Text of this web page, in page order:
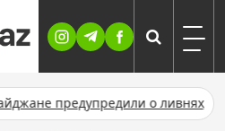
предупредили о ливнях,